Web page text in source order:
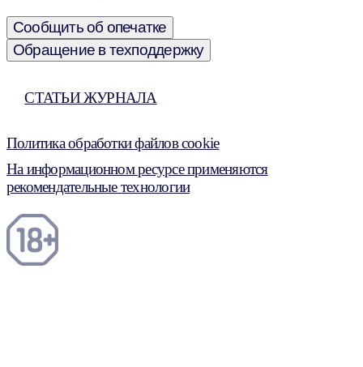
Сообщить об опечатке
Обращение в техподдержку
СТАТЬИ ЖУРНАЛА
Политика обработки файлов cookie
На информационном ресурсе применяются
рекомендательные технологии